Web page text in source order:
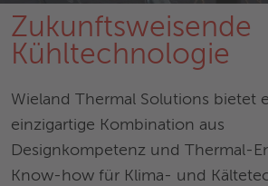
Zukunftsweisende
Kühltechnologie
Wieland Thermal Solutions bietet
einzigartige Kombination aus
Designkompetenz und Thermal-
Know-how für Klima- und